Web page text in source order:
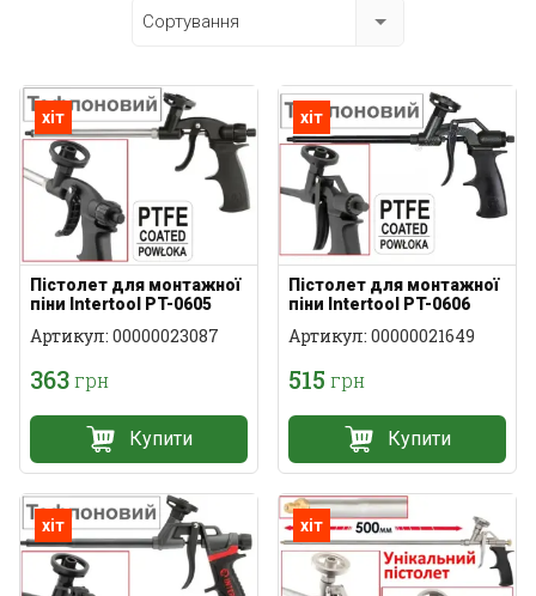
Сортування
хіт
Пістолет для монтажної
піни Intertool PT-0605
Артикул: 00000023087
363грн
Купити
хіт
Пістолет для монтажної
піни Intertool PT-0606
Артикул: 00000021649
515 грн
Купити
хіт хіт